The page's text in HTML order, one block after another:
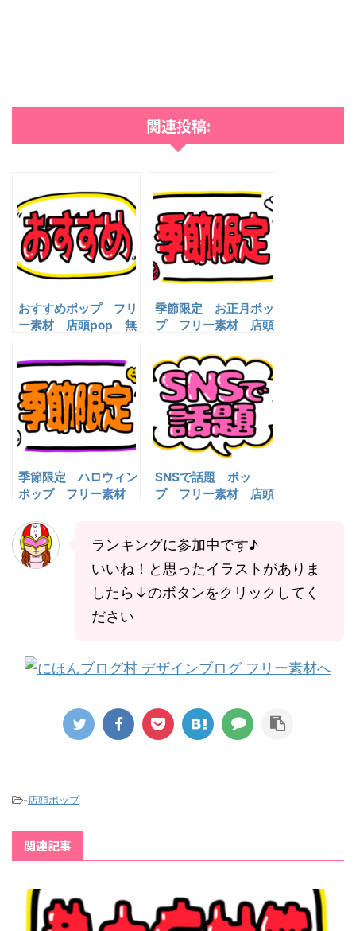
関連投稿:
おすすめポップ フリ
ー素材 店頭pop 無
季節限定 お正月ポッ
プ フリー素材 店頭
季節限定 ハロウィン
ポップ フリー素材
ト
SNSで話題 ポッ
プ フリー素材 店頭
ランキングに参加中です♪
いいね！と思ったイラストがありま
したら↓のボタンをクリックしてく
ださい
-店頭ポップ
関連記事